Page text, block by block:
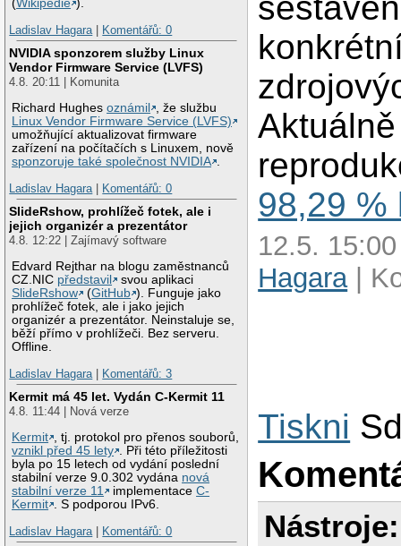
(Wikipedie ).
Ladislav Hagara
Komentářů: 0
NVIDIA sponzorem služby Linux
Vendor Firmware Service (LVFS)
4.8. 20:11 | Komunita
Richard Hughesoznámil
, že službu
Linux Vendor Firmware Service (LVFS)
umožňující aktualizovat firmware
zařízení na počítačích s Linuxem, nově
sponzoruje také společnost NVIDIA .
Ladislav Hagara | Komentářů: 0
SlideRshow, prohlížeč fotek, ale i
jejich organizér a prezentátor
4.8. 12:22 | Zajímavý software
Edvard Rejthar na blogu zaměstnanců
CZ.NIC představil
svou aplikaci
SlideRshow
(GitHub ). Funguje jako
prohlížeč fotek, ale i jako jejich
organizér a prezentátor. Neinstaluje se,
běží přímo v prohlížeči. Bez serveru.
Offline.
Ladislav Hagara | Komentářů: 3
Kermit má 45 let. Vydán C-Kermit 11
4.8. 11:44 | Nová verze
Kermit , tj. protokol pro přenos souborů,
vznikl před 45 lety . Při této příležitosti
byla po 15 letech od vydání poslední
stabilní verze 9.0.302 vydána nová
stabilní verze 11
implementaceC-
Kermit . S podporou IPv6.
Ladislav Hagara | Komentářů: 0
98,29 %
12.5.
Hagara|
Tiskni
Nástroje: